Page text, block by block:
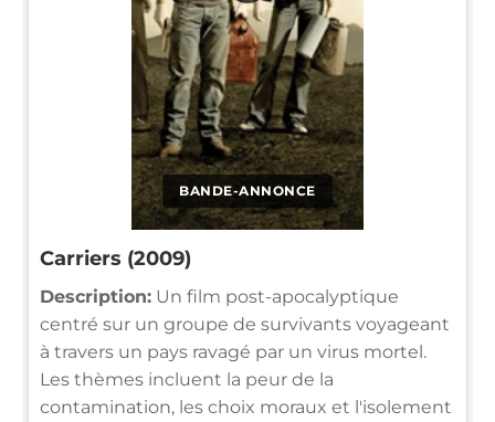
BANDE-ANNONCE
Carriers (2009)
Description: Un film post-apocalyptique
centré sur un groupe de survivants voyageant
à travers un pays ravagé par un virus mortel.
Les thèmes incluent la peur de la
contamination, les choix moraux et l'isolement